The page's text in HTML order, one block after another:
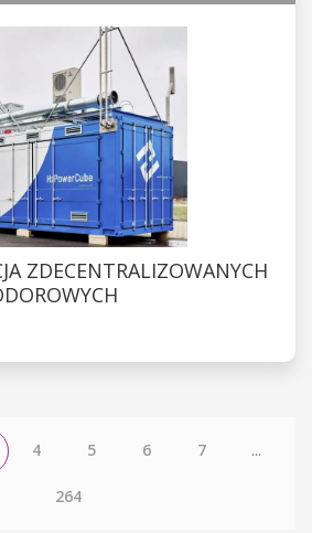
ZDECENTRALIZOWANYCH
4 5 6 7 ...
264